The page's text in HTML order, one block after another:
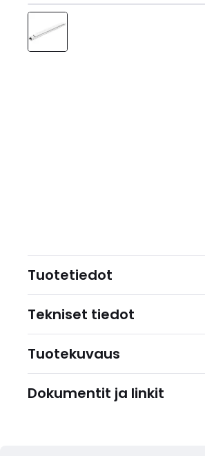
Tuotetiedot
Tekniset tiedot
Tuotekuvaus
Dokumentit ja linkit